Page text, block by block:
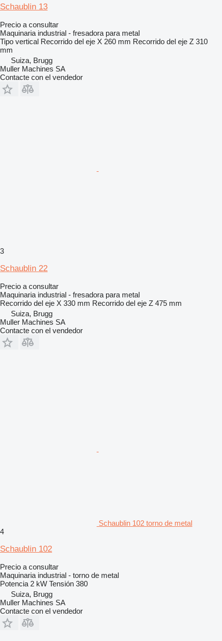
Schaublin 13
Precio a consultar
Maquinaria industrial - fresadora para metal
Tipo vertical Recorrido del eje X 260 mm Recorrido del eje Z 310
mm
Suiza, Brugg
Muller Machines SA
Contacte con el vendedor
3
Schaublin 22
Precio a consultar
Maquinaria industrial - fresadora para metal
Recorrido del eje X 330 mm Recorrido del eje Z 475 mm
Suiza, Brugg
Muller Machines SA
Contacte con el vendedor
Schaublin 102 torno de metal
4
Schaublin 102
Precio a consultar
Maquinaria industrial - torno de metal
Potencia 2 kW Tensión 380
Suiza, Brugg
Muller Machines SA
Contacte con el vendedor